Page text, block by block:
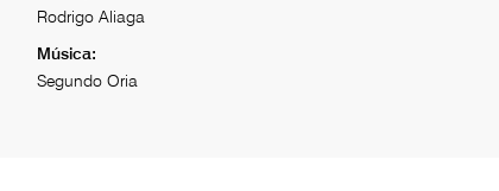
Rodrigo Aliaga
Música:
Segundo Oria